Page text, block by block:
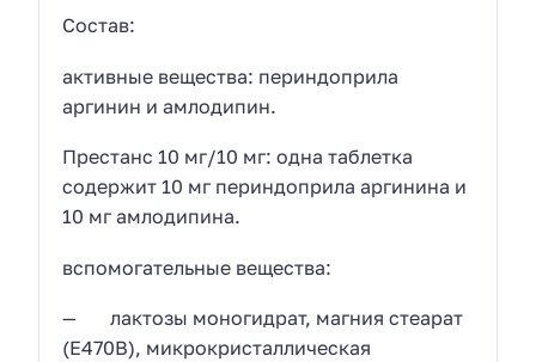
Соcтав:
активные вещества: периндоприла
аргинин и амлодипин.
Престанс 10 мг/10 мг: одна таблетка
содержит 10 мг периндоприла аргинина и
10 мг амлодипина.
вспомогательные вещества:
— лактозы моногидрат, магния стеарат
(Е470В), микрокристаллическая